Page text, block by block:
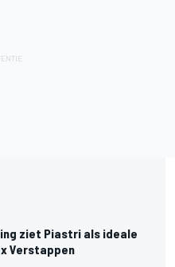
ziet Piastri als ideale
Verstappen